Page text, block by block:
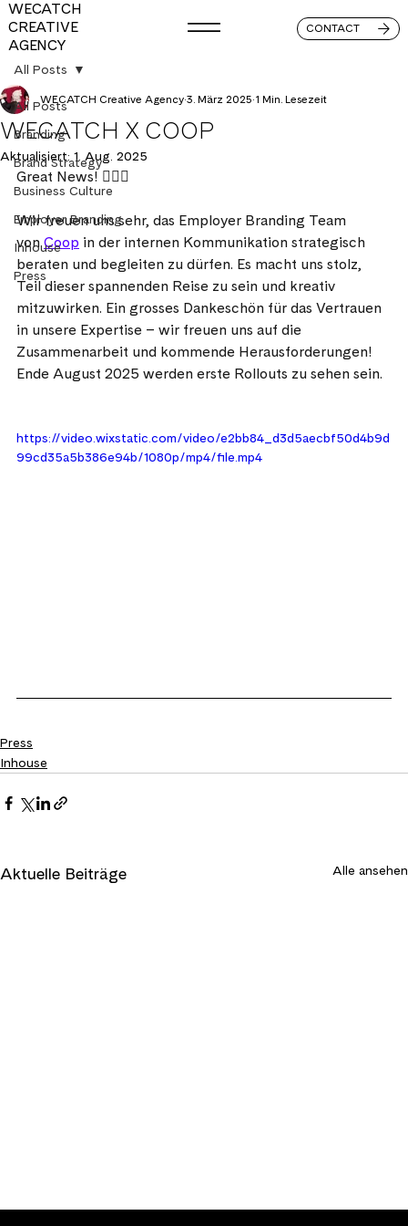
WECATCH
CREATIVE
AGENCY
CONTACT
All Posts
Branding
Brand Strategy
Business Culture
Employer Branding
Inhouse
Press
All Posts
WECATCH X COOP
WECATCH Creative Agency 3. März 2025 1 Min. Lesezeit
Aktualisiert: 1. Aug. 2025
Great News! ❤️‍🔥🚀
Wir freuen uns sehr, das Employer Branding Team
von Coop in der internen Kommunikation strategisch
beraten und begleiten zu dürfen. Es macht uns stolz,
Teil dieser spannenden Reise zu sein und kreativ
mitzuwirken. Ein grosses Dankeschön für das Vertrauen
in unsere Expertise – wir freuen uns auf die
Zusammenarbeit und kommende Herausforderungen!
Ende August 2025 werden erste Rollouts zu sehen sein.
https://video.wixstatic.com/video/e2bb84_d3d5aecbf50d4b9d
99cd35a5b386e94b/1080p/mp4/file.mp4
Press
Inhouse
Aktuelle Beiträge Alle ansehen